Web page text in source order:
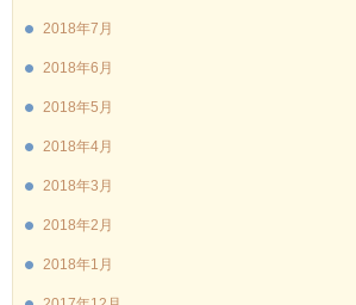
2018年7月
2018年6月
2018年5月
2018年4月
2018年3月
2018年2月
2018年1月